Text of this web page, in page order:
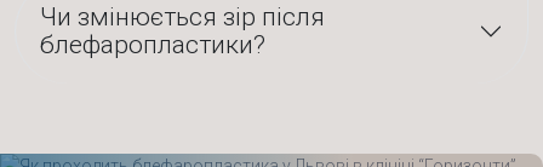
Чи змінюється зір після
блефаропластики?